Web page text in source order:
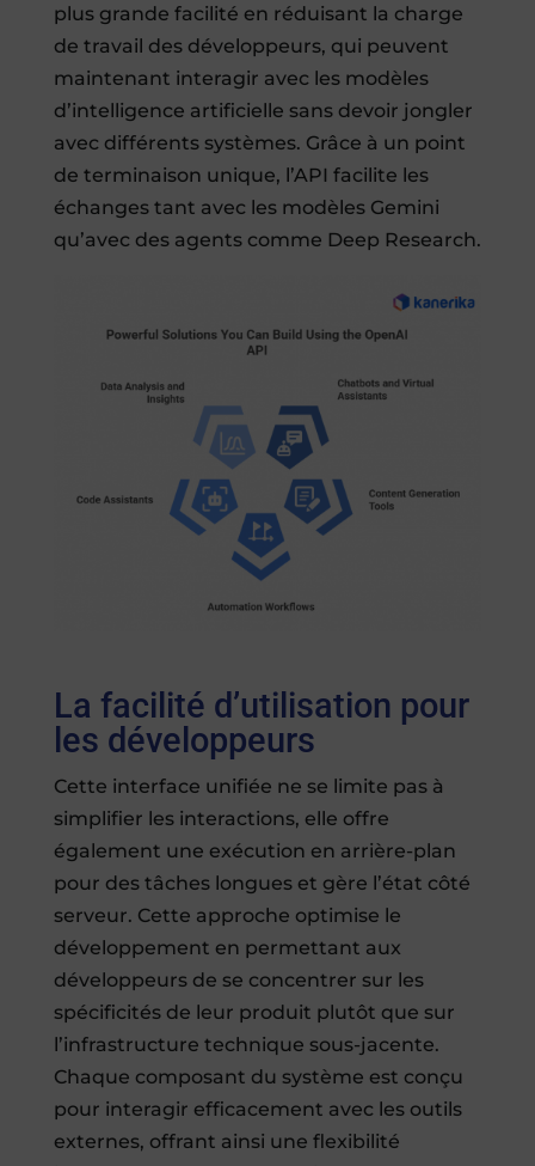
plus grande facilité en réduisant la charge
de travail des développeurs, qui peuvent
maintenant interagir avec les modèles
d’intelligence artificielle sans devoir jongler
avec différents systèmes. Grâce à un point
de terminaison unique, l’API facilite les
échanges tant avec les modèles Gemini
qu’avec des agents comme Deep Research.
La facilité d’utilisation pour
les développeurs
Cette interface unifiée ne se limite pas à
simplifier les interactions, elle offre
également une exécution en arrière-plan
pour des tâches longues et gère l’état côté
serveur. Cette approche optimise le
développement en permettant aux
développeurs de se concentrer sur les
spécificités de leur produit plutôt que sur
l’infrastructure technique sous-jacente.
Chaque composant du système est conçu
pour interagir efficacement avec les outils
externes, offrant ainsi une flexibilité